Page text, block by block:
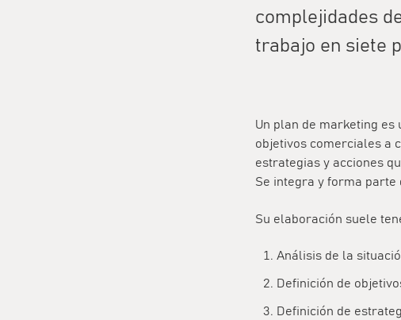
complejidades
trabajo en siete
Un plan de marketing
objetivos comerciales a
estrategias y acciones
Se integra y forma parte
Su elaboración suele
Análisis de la
Definición de
Definición de